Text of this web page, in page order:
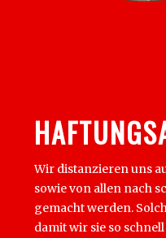
Wir distanzieren uns
sowie von allen nach
gemacht werden.
damit wir sie so